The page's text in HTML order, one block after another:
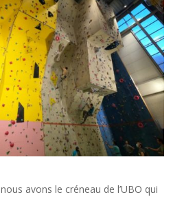
avons le créneau de l’UBO qui